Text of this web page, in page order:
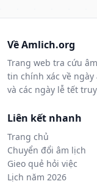
Về Amlich.org
Trang web tra cứu
tin chính xác về
và các ngày lễ tết
Liên kết nhanh
Trang chủ
Chuyển đổi âm lịch
Gieo quẻ hỏi việc
Lịch năm 2026